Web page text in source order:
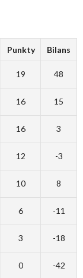
Punkty Bilans
19 48
16 15
16 3
12 -3
10 8
6 -11
3 -18
0 -42